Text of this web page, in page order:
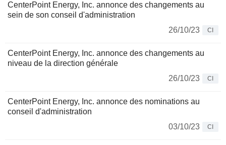
CenterPoint Energy, Inc. annonce des changements au
sein de son conseil d'administration
26/10/23
CI
CenterPoint Energy, Inc. annonce des changements au
niveau de la direction générale
26/10/23
CI
CenterPoint Energy, Inc. annonce des nominations au
conseil d'administration
03/10/23
CI